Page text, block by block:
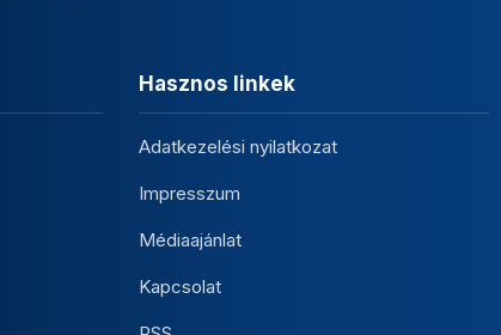
Hasznos linkek
Adatkezelési nyilatkozat
Impresszum
Médiaajánlat
Kapcsolat